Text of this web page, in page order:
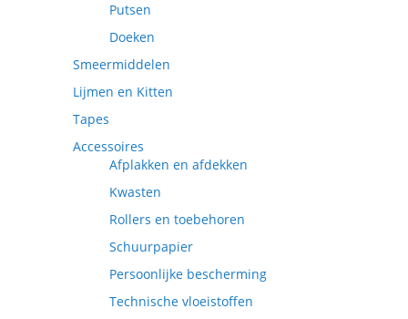
Putsen
Doeken
Smeermiddelen
Lijmen en Kitten
Tapes
Accessoires
Afplakken en afdekken
Kwasten
Rollers en toebehoren
Schuurpapier
Persoonlijke bescherming
Technische vloeistoffen